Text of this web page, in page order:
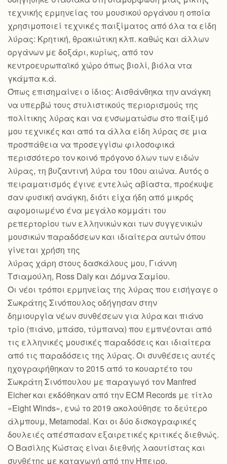
τεχνικής ερμηνείας του μουσικού οργάνου η οποία
χρησιμοποιεί τεχνικές παιξίματος από όλα τα είδη
λύρας: Kρητική, θρακιώτικη κλπ. καθώς και άλλων
οργάνων με δοξάρι, κυρίως, από τον
κεντροευρωπαϊκό χώρο όπως βιολί, βιόλα ντα
γκάμπα κ.ά.
Όπως επισημαίνει ο ίδιος: Αισθάνθηκα την ανάγκη
να υπερβώ τους στυλιστικούς περιορισμούς της
πολίτικης λύρας και να ενσωματώσω στο παίξιμό
μου τεχνικές και από τα άλλα είδη λύρας σε μια
προσπάθεια να προσεγγίσω φιλοσοφικά
περισσότερο τον κοινό πρόγονο όλων των ειδών
λύρας, τη βυζαντινή λύρα του 10ου αιώνα. Αυτός ο
πειραματισμός έγινε εντελώς αβίαστα, προέκυψε
σαν φυσική ανάγκη, διότι είχα ήδη από μικρός
αφομοιωμένο ένα μεγάλο κομμάτι του
ρεπερτορίου των ελληνικών και των συγγενικών
μουσικών παραδόσεων και ιδιαίτερα αυτών όπου
γίνεται χρήση της
λύρας χάρη στους δασκάλους μου, Γιάννη
Τσιαμούλη, Ross Daly και Δόμνα Σαμίου.
Οι νέοι τρόποι ερμηνείας της λύρας που εισήγαγε ο
Σωκράτης Σινόπουλος οδήγησαν στην
δημιουργία νέων συνθέσεων για λύρα και πιάνο
τρίο (πιάνο, μπάσο, τύμπανα) που εμπνέονται από
τις ελληνικές μουσικές παραδόσεις και ιδιαίτερα
από τις παραδόσεις της λύρας. Οι συνθέσεις αυτές
ηχογραφήθηκαν το 2015 από το κουαρτέτο του
Σωκράτη Σινόπουλου με παραγωγό τον Manfred
Eicher και εκδόθηκαν από την ECM Records με τίτλο
«Eight Winds», ενώ το 2019 ακολούθησε το δεύτερο
άλμπουμ, Metamodal. Και οι δύο δισκογραφικές
δουλειές απέσπασαν εξαιρετικές κριτικές διεθνώς.
Ο Βασίλης Κώστας είναι διεθνής λαουτίστας και
συνθέτης με καταγωγή από την Ήπειρο.